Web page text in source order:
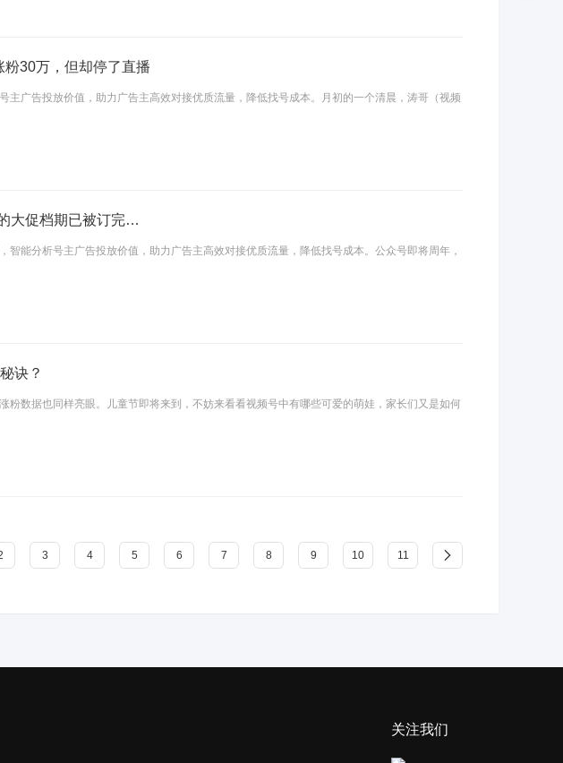
30万，但却停了直播
广告投放价值，助力广告主高效对接优质流量，降低找号成本。月初的一个清晨，涛哥（视频
大促档期已被订完…
能分析号主广告投放价值，助力广告主高效对接优质流量，降低找号成本。公众号即将周年，
诀？
粉数据也同样亮眼。儿童节即将来到，不妨来看看视频号中有哪些可爱的萌娃，家长们又是如何
3 4 5 6 7 8 9 10 11
关注我们